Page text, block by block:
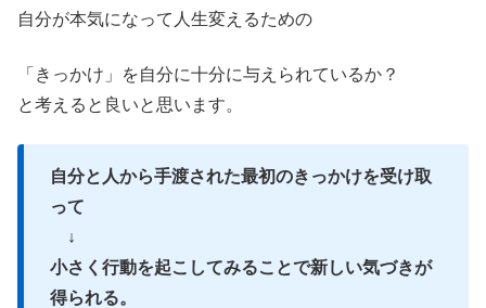
自分が本気になって人生変えるための
「きっかけ」を自分に十分に与えられているか？
と考えると良いと思います。
自分と人から手渡された最初のきっかけを受け取
って
↓
小さく行動を起こしてみることで新しい気づきが
得られる。